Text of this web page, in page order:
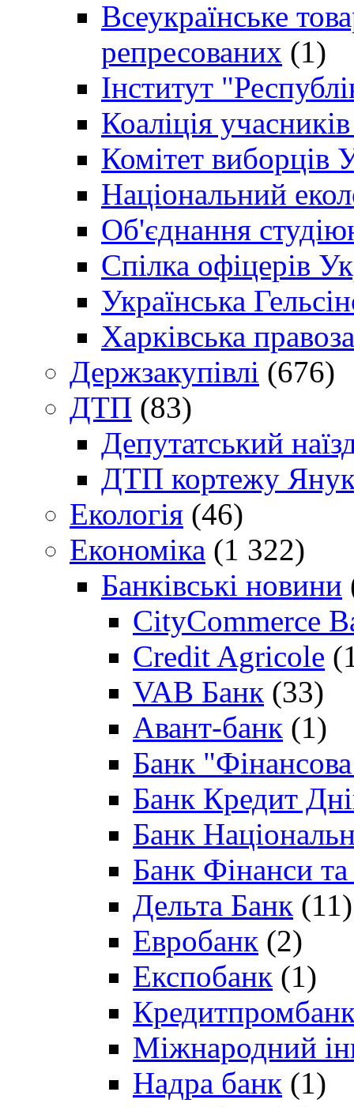
Всеукраїнське
репресованих (1)
Інститут
Коаліція
Комітет виборців
Національний
Об'єднання
Спілка офіцерів
Українська
Харківська
Держзакупівлі (676)
ДТП (83)
Депутатський
ДТП кортежу
Екологія (46)
Економіка (1 322)
Банківські новини
CityCommerce
Credit Agricole
VAB Банк (33)
Авант-банк (1)
Банк "Фінансова
Банк Кредит
Банк
Банк Фінанси
Дельта Банк (11)
Евробанк (2)
Експобанк (1)
Міжнародний
Надра банк (1)